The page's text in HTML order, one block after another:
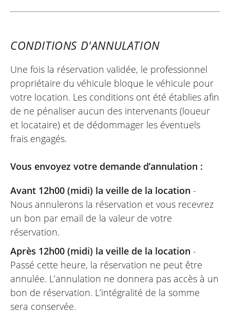
Scooter neuf, concession magnifique,
MICHEL
MV Agusta Turismo Veloce 800
Lusso ~ Maximum
19/09/2025
Le processus de réservation est très
simple et efficace. Le partenaire loueur
bravo et merci.
LIONEL
La procédure de réservation est simple.
La mise à disposition de la moto, ainsi que
les explications du loueur, étaient
parfaites.
CONDITIONS D'ANNULATION
Une fois la réservation validée, le professionnel
propriétaire du véhicule bloque le véhicule pour
votre location. Les conditions ont été établies afin
de ne pénaliser aucun des intervenants (loueur
et locataire) et de dédommager les éventuels
frais engagés.
Vous envoyez votre demande d’annulation :
Avant 12h00 (midi) la veille de la location -
Nous annulerons la réservation et vous recevrez
un bon par email de la valeur de votre
réservation.
Après 12h00 (midi) la veille de la location -
Passé cette heure, la réservation ne peut être
annulée. L’annulation ne donnera pas accès à un
bon de réservation. L’intégralité de la somme
sera conservée.